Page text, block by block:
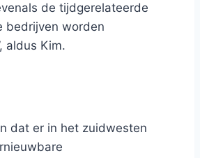
de tijdgerelateerde
bedrijven worden
aldus Kim.
dat er in het zuidwesten